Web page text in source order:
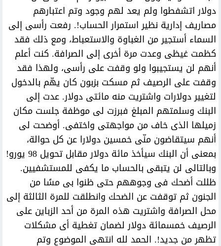
دولار اتشفطوا ولم يعد لهم وجود وتم اعتبارهم
مصاريف إدارية نظير استمرار الحساب!. رفعت رأسى إلى
السماء أستجير من الغباوة والاستعباط، ومع ذلك فقد
كظمت غيظى وعدت مرة أخرى إلى الصرافة. كنت أعلم
أنهم لن يستجيبوا ولو وقفت على رأسى، ولهذا فقد
وقفت على الرصيف ثم مسكت بزبون كان يهّم بالدخول
لتغيير دولارات واشتريت منه مائتى دولار. عدت إلى
البنك وسلمتهم المبلغ فبرزت لى موظفة جلست مكان
زميلها الذى خاف من مواجهتى واختفى. أوضحت لى
أنهم سيتقاضون منّى خمسين دولارا عن كل حوالة،
بمعنى أن البنك سيأخذ مائة دولار مقابل تحويل 98 يورو!
وبالتالى لن يتبقى بالحساب ما يكفى للمستشفيين.
ظللت أضحك فى وجوههم حتى ظنوا بى مسًا من
الجنون ثم توقفت عن الضحك وانطلقت للمرة الثالثة إلى
محل الصرافة واشتريت هذه المرة من أحد الزباين على
الرصيف خمسمائة دولار لضمان تغطية أى مشكلات
تظهر من جديد!. الحمد لله انتهى الموضوع وتم